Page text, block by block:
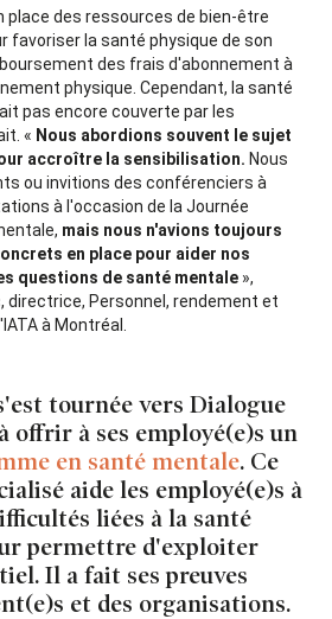
place des ressources de bien-être
favoriser la santé physique de son
des frais d'abonnement à
physique. Cependant, la santé
pas encore couverte par les
« Nous abordions souvent le sujet
accroître la sensibilisation. Nous
ou invitions des conférenciers à
à l'occasion de la Journée
mais nous n'avions toujours
en place pour aider nos
questions de santé mentale »,
directrice, Personnel, rendement et
à Montréal.
tournée vers Dialogue
offrir à ses employé(e)s un
en santé mentale. Ce
aide les employé(e)s à
liées à la santé
permettre d'exploiter
Il a fait ses preuves
et des organisations.